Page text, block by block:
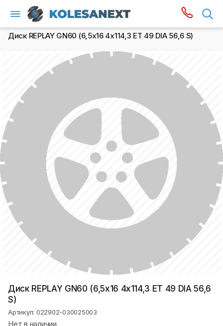
Диск REPLAY GN60 (6,5х16 4x114,3 ET 49 DIA 56,6 S)
Диск REPLAY GN60 (6,5х16 4x114,3 ET 49 DIA 56,6
S)
Артикул: 022902-030025003
Нет в наличии.